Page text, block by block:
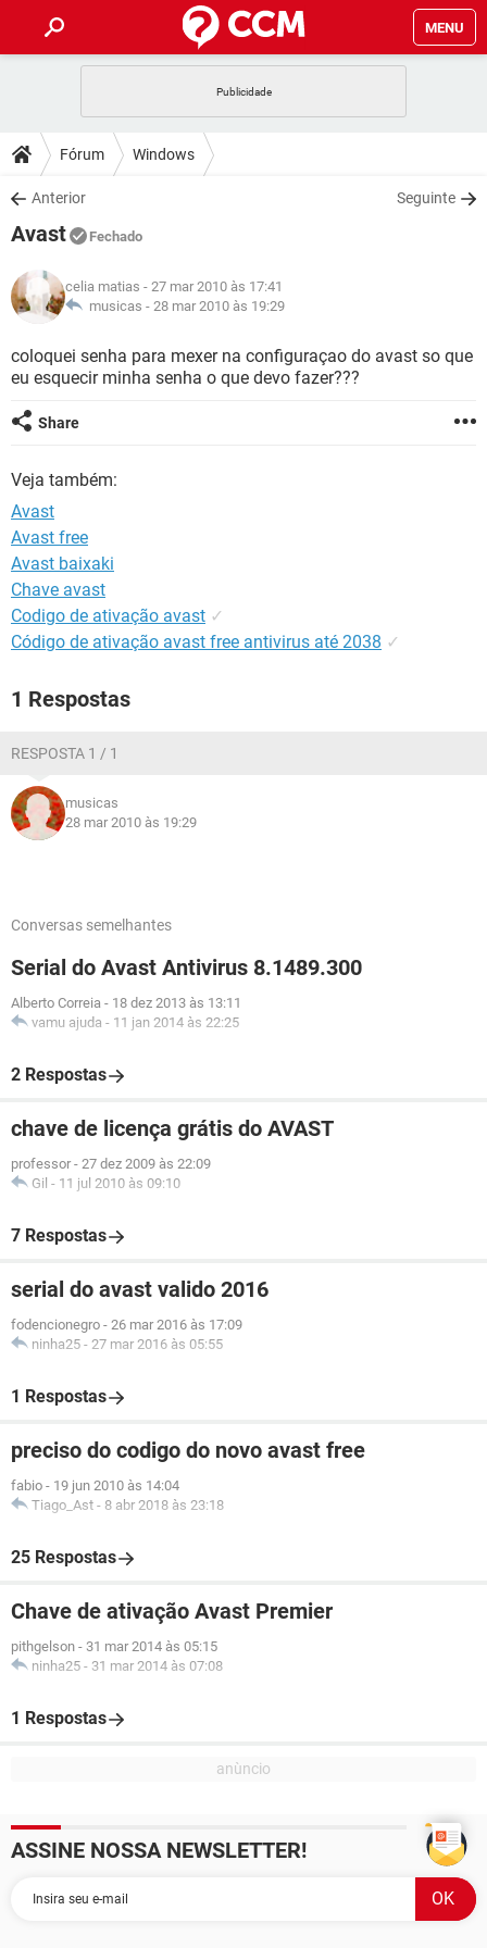
MENU
CELULAR
OUTLOOK
INSTAGRAM
GUIA DE COMPRAS
DICAS
JOGOS
INSTAGRAM GMAIL
DOWNLOADS
JOGOS
CELULAR
OUTLOOK EXCEL
INSTAGRAM GMAIL
GUIA DE COMPRAS
JOGOS WHATSAPP
OUTLOOK EXCEL
GLOSSÁRIO
JOGOS WHATSAPP
CELULAR FACEBOOK
OUTLOOK
GUIA DE COMPRAS
Fórum Windows
Anterior Seguinte
Avast Fechado
celia matias - 27 mar 2010 às 17:41
musicas - 28 mar 2010 às 19:29
coloquei senha para mexer na configuraçao do avast so que
eu esquecir minha senha o que devo fazer???
Share
Veja também:
Avast
Avast free
Avast baixaki
Chave avast
Codigo de ativação avast ✓
Código de ativação avast free antivirus até 2038 ✓
1 Respostas
RESPOSTA 1 / 1
musicas
28 mar 2010 às 19:29
Conversas semelhantes
Serial do Avast Antivirus 8.1489.300
Alberto Correia - 18 dez 2013 às 13:11
vamu ajuda - 11 jan 2014 às 22:25
2 Respostas
chave de licença grátis do AVAST
professor - 27 dez 2009 às 22:09
Gil - 11 jul 2010 às 09:10
7 Respostas
serial do avast valido 2016
fodencionegro - 26 mar 2016 às 17:09
ninha25 - 27 mar 2016 às 05:55
1 Respostas
preciso do codigo do novo avast free
fabio - 19 jun 2010 às 14:04
Tiago_Ast - 8 abr 2018 às 23:18
25 Respostas
Chave de ativação Avast Premier
pithgelson - 31 mar 2014 às 05:15
ninha25 - 31 mar 2014 às 07:08
1 Respostas
ASSINE NOSSA NEWSLETTER!